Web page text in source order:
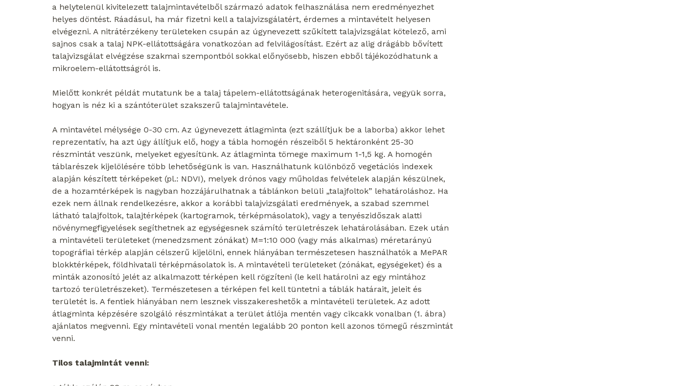
a helytelenül kivitelezett talajmintavételből származó adatok felhasználása nem eredményezhet
helyes döntést. Ráadásul, ha már fizetni kell a talajvizsgálatért, érdemes a mintavételt helyesen
elvégezni. A nitrátérzékeny területeken csupán az úgynevezett szűkített talajvizsgálat kötelező, ami
sajnos csak a talaj NPK-ellátottságára vonatkozóan ad felvilágosítást. Ezért az alig drágább bővített
talajvizsgálat elvégzése szakmai szempontból sokkal előnyösebb, hiszen ebből tájékozódhatunk a
mikroelem-ellátottságról is.
Mielőtt konkrét példát mutatunk be a talaj tápelem-ellátottságának heterogenitására, vegyük sorra,
hogyan is néz ki a szántóterület szakszerű talajmintavétele.
A mintavétel mélysége 0-30 cm. Az úgynevezett átlagminta (ezt szállítjuk be a laborba) akkor lehet
reprezentatív, ha azt úgy állítjuk elő, hogy a tábla homogén részeiből 5 hektáronként 25-30
részmintát veszünk, melyeket egyesítünk. Az átlagminta tömege maximum 1-1,5 kg. A homogén
táblarészek kijelölésére több lehetőségünk is van. Használhatunk különböző vegetációs indexek
alapján készített térképeket (pl.: NDVI), melyek drónos vagy műholdas felvételek alapján készülnek,
de a hozamtérképek is nagyban hozzájárulhatnak a táblánkon belüli „talajfoltok” lehatároláshoz. Ha
ezek nem állnak rendelkezésre, akkor a korábbi talajvizsgálati eredmények, a szabad szemmel
látható talajfoltok, talajtérképek (kartogramok, térképmásolatok), vagy a tenyészidőszak alatti
növénymegfigyelések segíthetnek az egységesnek számító területrészek lehatárolásában. Ezek után
a mintavételi területeket (menedzsment zónákat) M=1:10 000 (vagy más alkalmas) méretarányú
topográfiai térkép alapján célszerű kijelölni, ennek hiányában természetesen használhatók a MePAR
blokktérképek, földhivatali térképmásolatok is. A mintavételi területeket (zónákat, egységeket) és a
minták azonosító jelét az alkalmazott térképen kell rögzíteni (le kell határolni az egy mintához
tartozó területrészeket). Természetesen a térképen fel kell tüntetni a táblák határait, jeleit és
területét is. A fentiek hiányában nem lesznek visszakereshetők a mintavételi területek. Az adott
átlagminta képzésére szolgáló részmintákat a terület átlója mentén vagy cikcakk vonalban (1. ábra)
ajánlatos megvenni. Egy mintavételi vonal mentén legalább 20 ponton kell azonos tömegű részmintát
venni.
Tilos talajmintát venni: